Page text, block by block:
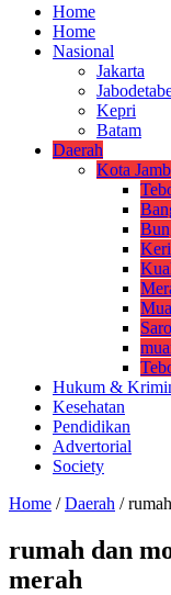
Home
Home
Nasional
Jakarta
Kepri
Batam
Daerah
Kota
Hukum &
Kesehatan
Pendidikan
Advertorial
Society
Home / Daerah /
rumah dan
merah